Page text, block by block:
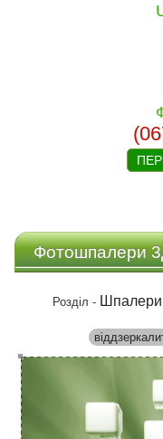
Фотошпалери
Розділ - Шпалери